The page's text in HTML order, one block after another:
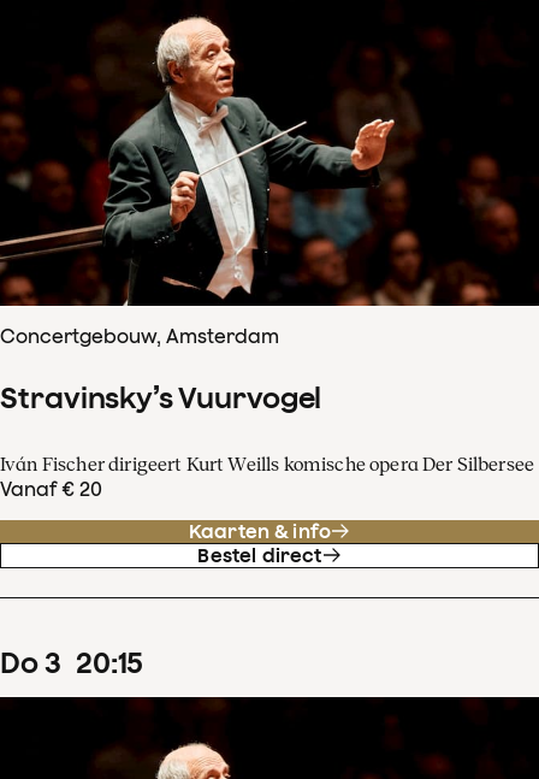
Concertgebouw, Amsterdam
Stravinsky’s Vuurvogel
Iván Fischer dirigeert Kurt Weills komische opera Der Silbersee
Vanaf € 20
Kaarten & info
Bestel direct
do3 20:15